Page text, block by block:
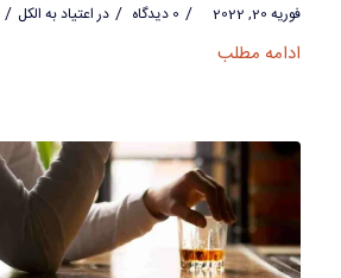
فوریه 20, 2022 / 0 دیدگاه / دراعتیاد به الکل /
ادامه مطلب